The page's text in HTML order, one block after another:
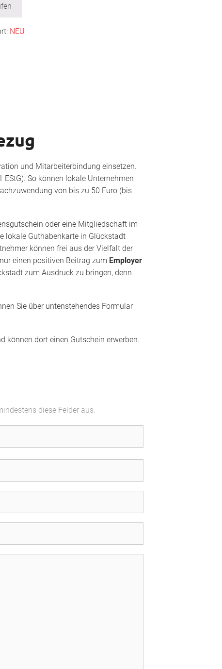
NEU
und Mitarbeiterbindung einsetzen.
EStG). So können lokale Unternehmen
von bis zu 50 Euro (bis
oder eine Mitgliedschaft im
lokale Guthabenkarte in Glückstadt
können frei aus der Vielfalt der
einen positiven Beitrag zum Employer
zum Ausdruck zu bringen, denn
Sie über untenstehendes Formular
können dort einen Gutschein erwerben.
diese Felder aus.